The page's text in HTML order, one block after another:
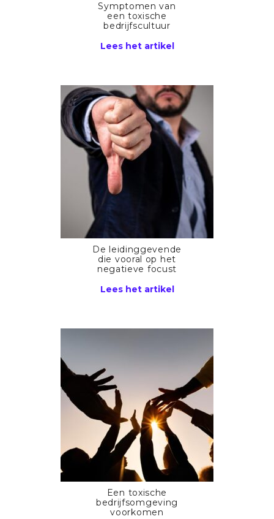
Symptomen van
een toxische
bedrijfscultuur
Lees het artikel
De leidinggevende
die vooral op het
negatieve focust
Lees het artikel
Een toxische
bedrijfsomgeving
voorkomen